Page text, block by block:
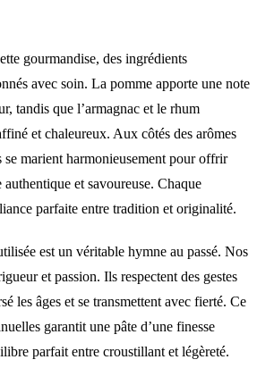
gourmandise, des ingrédients
avec soin. La pomme apporte une note
tandis que l’armagnac et le rhum
et chaleureux. Aux côtés des arômes
se marient harmonieusement pour offrir
et savoureuse. Chaque
parfaite entre tradition et originalité.
est un véritable hymne au passé. Nos
et passion. Ils respectent des gestes
les âges et se transmettent avec fierté. Ce
garantit une pâte d’une finesse
parfait entre croustillant et légèreté.